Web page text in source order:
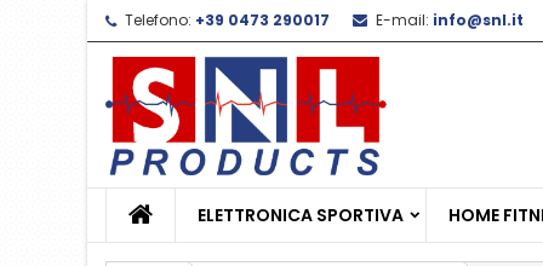
Telefono: +39 0473 290017 E-mail: info@snl.it
ELETTRONICA SPORTIVA HOME